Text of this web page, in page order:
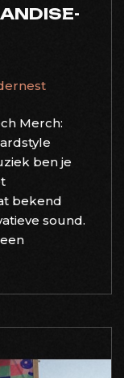
Merch:
ben je
bekend
sound.